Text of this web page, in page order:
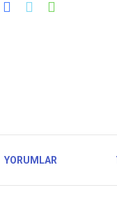
YORUMLAR